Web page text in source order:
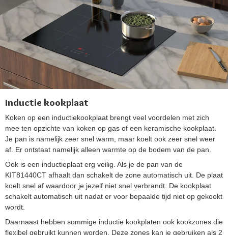
Inductie kookplaat
Koken op een inductiekookplaat brengt veel voordelen met zich
mee ten opzichte van koken op gas of een keramische kookplaat.
Je pan is namelijk zeer snel warm, maar koelt ook zeer snel weer
af. Er ontstaat namelijk alleen warmte op de bodem van de pan.
Ook is een inductieplaat erg veilig. Als je de pan van de
KIT81440CT afhaalt dan schakelt de zone automatisch uit. De plaat
koelt snel af waardoor je jezelf niet snel verbrandt. De kookplaat
schakelt automatisch uit nadat er voor bepaalde tijd niet op gekookt
wordt.
Daarnaast hebben sommige inductie kookplaten ook kookzones die
flexibel gebruikt kunnen worden. Deze zones kan je gebruiken als 2